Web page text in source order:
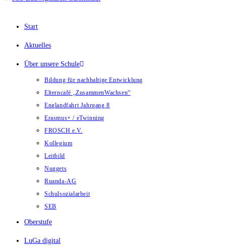
Start
Aktuelles
Über unsere Schule
Bildung für nachhaltige Entwicklung
Elterncafé „ZusammenWachsen“
Englandfahrt Jahrgang 8
Erasmus+ / eTwinning
FROSCH e.V.
Kollegium
Leitbild
Nuggets
Ruanda-AG
Schulsozialarbeit
SEB
Oberstufe
LuGa digital